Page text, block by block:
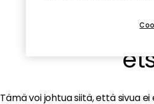
Tämä voi johtua siitä, että sivua